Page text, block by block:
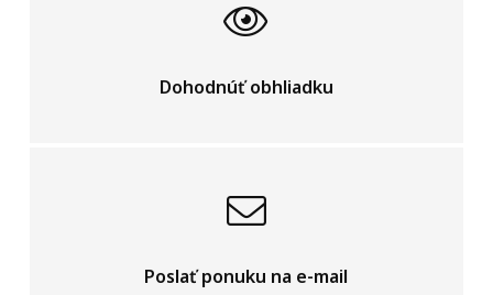
Dohodnúť obhliadku
Poslať ponuku na e-mail